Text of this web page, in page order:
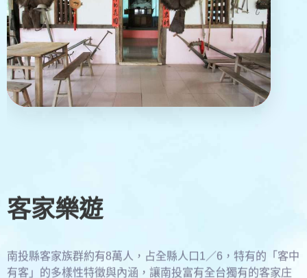
客家樂遊
南投縣客家族群約有8萬人，占全縣人口1／6，特有的「客中
有客」的多樣性特徵與內涵，讓南投富有全台獨有的客家庄